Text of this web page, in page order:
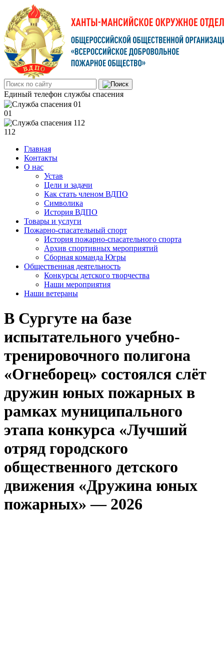
Единый телефон службы спасения
01
112
Главная
Контакты
О нас
Устав
Цели и задачи
Как стать членом ВДПО
Символика
История ВДПО
Товары и услуги
Пожарно-спасательный спорт
История пожарно-спасательного спорта
Архив спортивных мероприятий
Сборная команда Югры
Общественная деятельность
Конкурсы детского творчества
Наши мероприятия
Наши ветераны
В Сургуте на базе
испытательного учебно-
тренировочного полигона
«Огнеборец» состоялся слёт
дружин юных пожарных в
рамках муниципального
этапа конкурса «Лучший
отряд городского
общественного детского
движения «Дружина юных
пожарных» — 2026